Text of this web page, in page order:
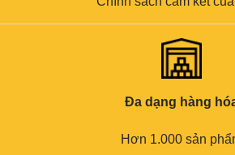
Đa dạng hàng
Hơn 1.000 sản